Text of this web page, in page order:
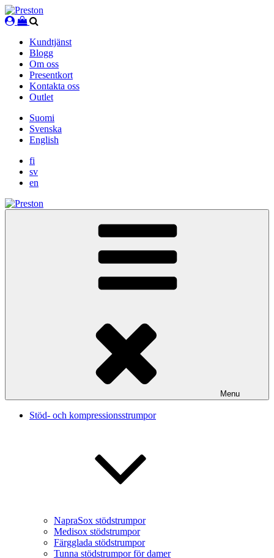
Skip
to
Kundtjänst
Blogg
Om oss
Presentkort
Kontakta oss
Outlet
Suomi
Svenska
English
fi
sv
en
Menu
Stöd- och kompressionsstrumpor
NapraSox stödstrumpor
Medisox stödstrumpor
Färgglada stödstrumpor
Tunna stödstrumpor för damer